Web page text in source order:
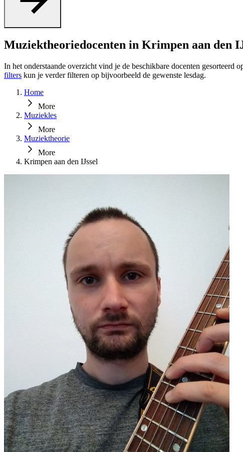
Muziektheoriedocenten in Krimpen aan den
In het onderstaande overzicht vind je de beschikbare docenten gesorteerd
filters kun je verder filteren op bijvoorbeeld de gewenste lesdag.
Home
More
Muziekles
More
Muziektheorie
More
Krimpen aan den IJssel